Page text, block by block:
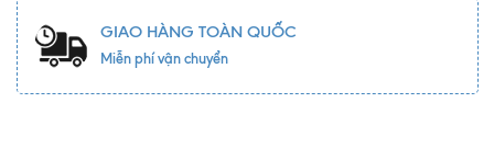
GIAO HÀNG TOÀN QUỐC
Miễn phí vận chuyển